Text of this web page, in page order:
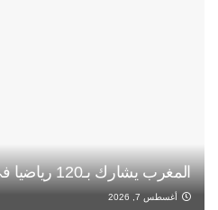
المغرب يشارك بـ120 رياضيا في دورة تارانتو 2026
أغسطس 7, 2026